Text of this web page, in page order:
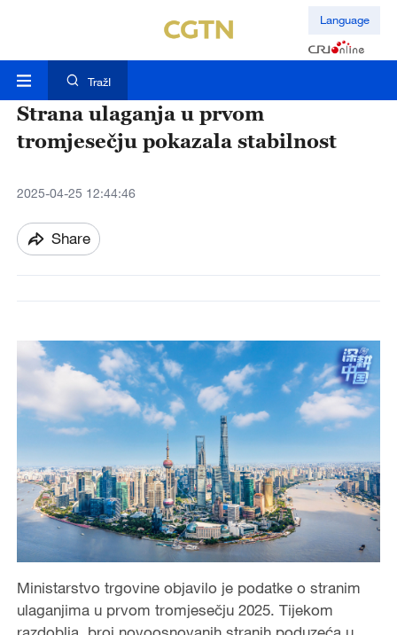
Language
TražI
Strana ulaganja u prvom
tromjesečju pokazala stabilnost
2025-04-25 12:44:46
Share
Ministarstvo trgovine objavilo je podatke o stranim
ulaganjima u prvom tromjesečju 2025. Tijekom